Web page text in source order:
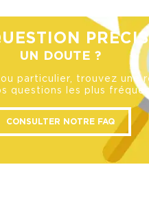
UN DOUTE ?
particulier, trouvez une
questions les plus
CONSULTER NOTRE FAQ